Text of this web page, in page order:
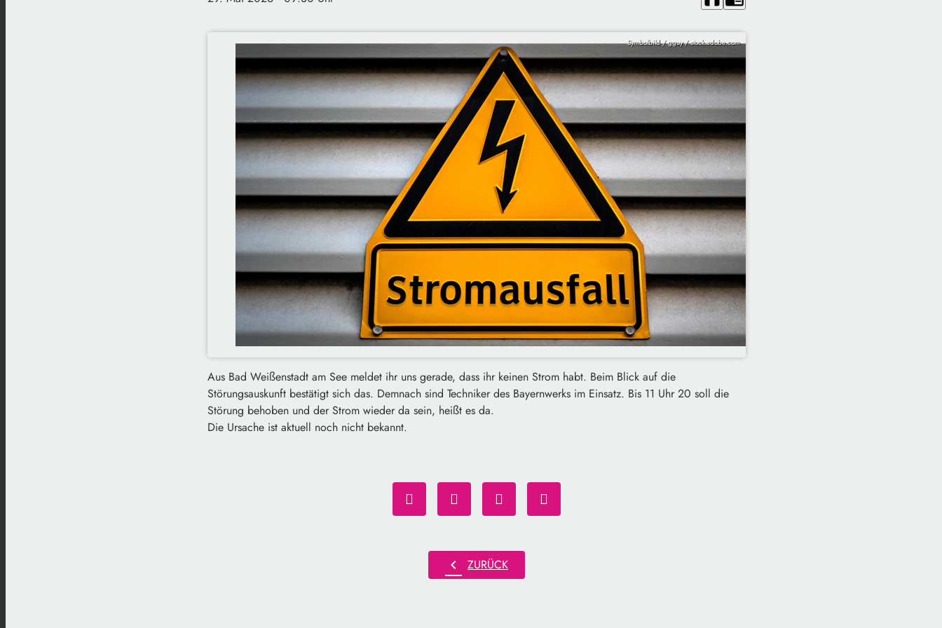
Symbolbild / gguy / stock.adobe.com
Aus Bad Weißenstadt am See meldet ihr uns gerade, dass ihr keinen Strom habt. Beim Blick auf die
Störungsauskunft bestätigt sich das. Demnach sind Techniker des Bayernwerks im Einsatz. Bis 11 Uhr 20 soll die
Störung behoben und der Strom wieder da sein, heißt es da.
Die Ursache ist aktuell noch nicht bekannt.
chevron_left ZURÜCK